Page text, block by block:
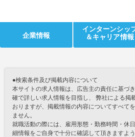
企業情報
インターンシッ
＆キャリア情報
●検索条件及び掲載内容について
本サイトの求人情報は、広告主の責任に基づ
確で詳しい求人情報を目指し、 弊社による掲
おりますが、掲載情報の内容についてすべて
ません。
就職活動の際には、雇用形態・勤務時間・休
細情報をご自身で十分に確認して頂きますよ